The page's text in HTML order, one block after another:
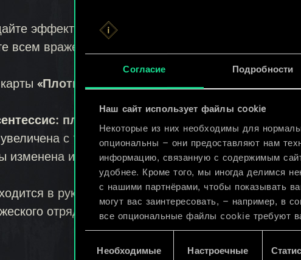
Согласие Подробности
Наш сайт использует файлы cookie
Некоторые из них необходимы для
опциональны — они предоставляют нам
информацию, связанную с содержимым
удобнее. Кроме того, мы иногда делимся
с нашими партнёрами, чтобы показывать
могут вас заинтересовать, — например, в
все опциональные файлы cookie требуют
Найти подробную информацию о том, как
согласия
Необходимые Настроечные
эффект катаклизма в противоположном ряду
всем вражеским отрядам 1 ед. урона.
«Плотва»увеличена с 9 до 10 единиц.
пламя»
с 10 до 12 единиц.
изменена и теперь звучит так:
в руке, колоде или на поле, при каждом
отряда во время вашего хода усиливайте